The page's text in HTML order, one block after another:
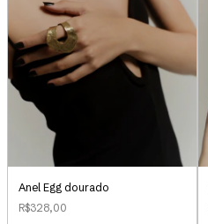
Anel Egg dourado
R$328,00